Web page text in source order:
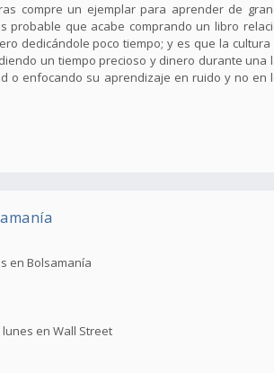
compre un ejemplar para aprender de
probable que acabe comprando un libro
dedicándole poco tiempo; y es que la
un tiempo precioso y dinero durante
o enfocando su aprendizaje en ruido y no en
en Bolsamanía
en Wall Street